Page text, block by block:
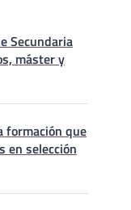
Secundaria
máster y
formación que
en selección